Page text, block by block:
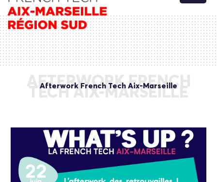
AFTERWORK FRENCH
TECH AIX-MARSEILLE
Afterwork French Tech Aix-Marseille